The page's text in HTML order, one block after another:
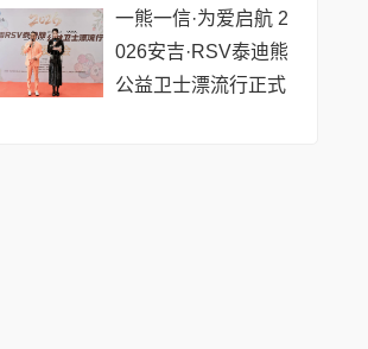
一熊一信·为爱启航 2
026安吉·RSV泰迪熊
公益卫士漂流行正式